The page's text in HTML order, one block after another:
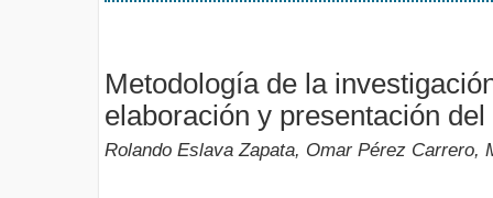
Metodología de la
elaboración y presentación
Rolando Eslava Zapata, Omar Pérez Carrero,